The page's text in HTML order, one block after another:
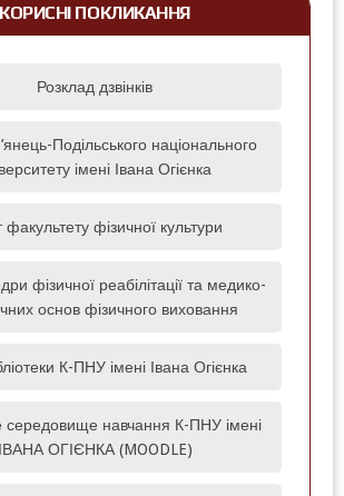
КОРИСНІ ПОКЛИКАННЯ
Розклад дзвінків
Подільського національного
імені Івана Огієнка
фізичної культури
фізичної реабілітації та медико-
основ фізичного виховання
К-ПНУ імені Івана Огієнка
середовище навчання К-ПНУ імені
ІВАНА ОГІЄНКА (MOODLE)‎